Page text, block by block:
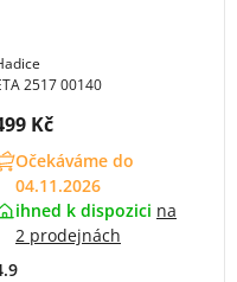
2517 00140
s DPH:
Kč
Očekáváme do
04.11.2026
ihned k dispozici na
2 prodejnách